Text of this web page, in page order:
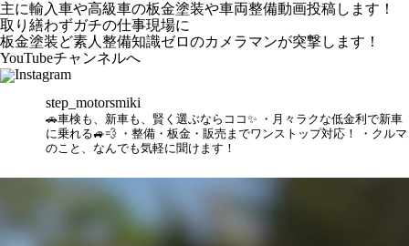
主に輸入車や高級車の板金塗装や車両整備動画投稿します！
取り繕わずガチの仕事現場に
板金塗装ど素人整備知識ゼロのカメラマンが突撃します！
YouTubeチャンネルへ
Instagram
step_motorsmiki
🚗車検も、新車も、賢く選ぶならココ✨ ・月々ラクな低金利で新車
に乗れる🚙💨 ・整備・板金・販売までワンストップ対応！
・クルマ
のこと、なんでも気軽に聞けます！